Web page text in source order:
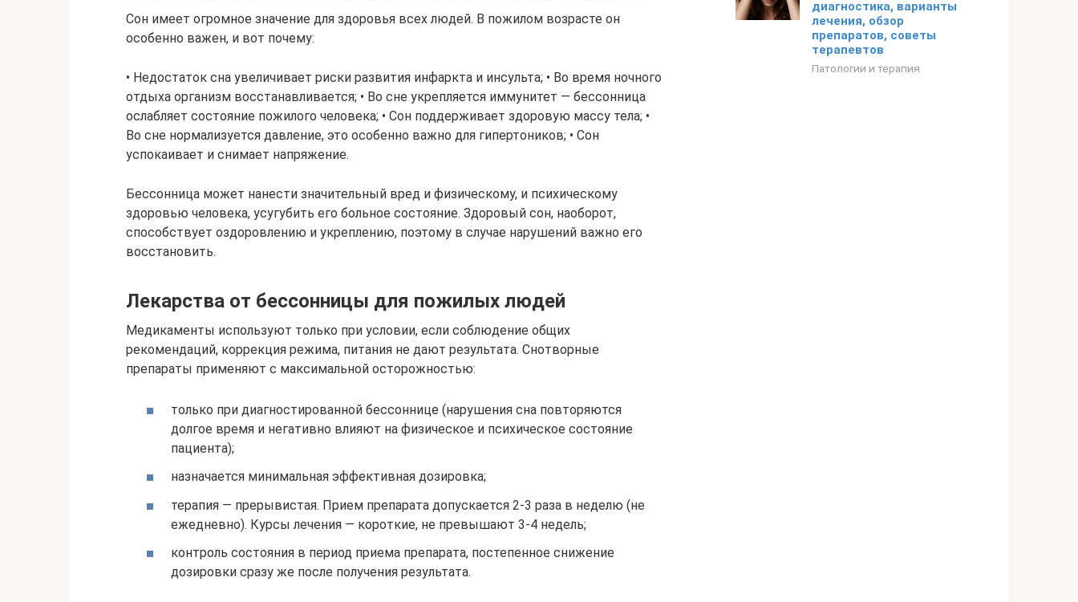
Сон имеет огромное значение для здоровья всех людей. В пожилом возрасте он
особенно важен, и вот почему:
• Недостаток сна увеличивает риски развития инфаркта и инсульта; • Во время ночного
отдыха организм восстанавливается; • Во сне укрепляется иммунитет — бессонница
ослабляет состояние пожилого человека; • Сон поддерживает здоровую массу тела; •
Во сне нормализуется давление, это особенно важно для гипертоников; • Сон
успокаивает и снимает напряжение.
Бессонница может нанести значительный вред и физическому, и психическому
здоровью человека, усугубить его больное состояние. Здоровый сон, наоборот,
способствует оздоровлению и укреплению, поэтому в случае нарушений важно его
восстановить.
Лекарства от бессонницы для пожилых людей
Медикаменты используют только при условии, если соблюдение общих
рекомендаций, коррекция режима, питания не дают результата. Снотворные
препараты применяют с максимальной осторожностью:
только при диагностированной бессоннице (нарушения сна повторяются
долгое время и негативно влияют на физическое и психическое состояние
пациента);
назначается минимальная эффективная дозировка;
терапия — прерывистая. Прием препарата допускается 2-3 раза в неделю (не
ежедневно). Курсы лечения — короткие, не превышают 3-4 недель;
контроль состояния в период приема препарата, постепенное снижение
дозировки сразу же после получения результата.
диагностика, варианты
лечения, обзор
препаратов, советы
терапевтов
Патологии и терапия